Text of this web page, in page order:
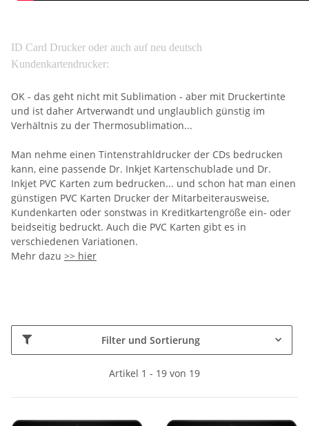
ID Card Drucker oder auch auf neu deutsch
Kundenkartendrucker:
OK - das geht nicht mit Sublimation - aber mit Druckertinte
und ist daher Artverwandt und unglaublich günstig im
Verhältnis zu der Thermosublimation...
Man nehme einen Tintenstrahldrucker der CDs bedrucken
kann, eine passende Dr. Inkjet Kartenschublade und Dr.
Inkjet PVC Karten zum bedrucken... und schon hat man einen
günstigen PVC Karten Drucker der Mitarbeiterausweise,
Kundenkarten oder sonstwas in Kreditkartengröße ein- oder
beidseitig bedruckt. Auch die PVC Karten gibt es in
verschiedenen Variationen.
Mehr dazu >> hier
Filter und Sortierung
Artikel 1 - 19 von 19